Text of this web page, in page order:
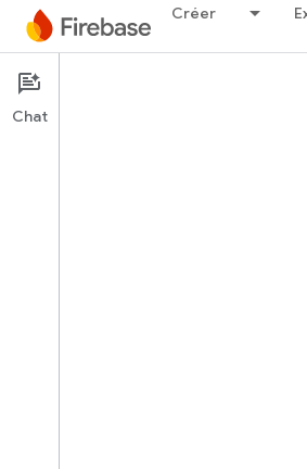
Créer
Documentation
Aperçu
Chat